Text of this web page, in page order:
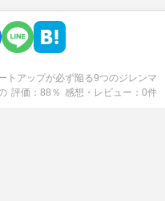
アップが必ず陥る9つのジレンマ
評価 88 ％ 感想・レビュー 0件